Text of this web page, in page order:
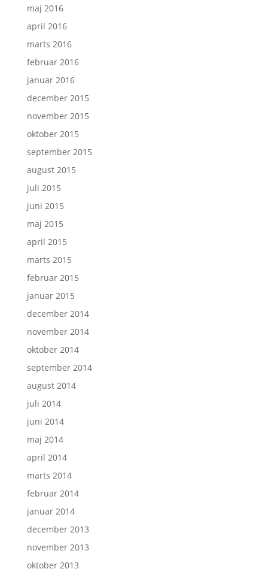
maj 2016
april 2016
marts 2016
februar 2016
januar 2016
december 2015
november 2015
oktober 2015
september 2015
august 2015
juli 2015
juni 2015
maj 2015
april 2015
marts 2015
februar 2015
januar 2015
december 2014
november 2014
oktober 2014
september 2014
august 2014
juli 2014
juni 2014
maj 2014
april 2014
marts 2014
februar 2014
januar 2014
december 2013
november 2013
oktober 2013